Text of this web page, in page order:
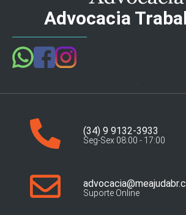
Advocacia
(34) 9 9132-3933
Seg-Sex 08:00 - 17:00
Suporte Online